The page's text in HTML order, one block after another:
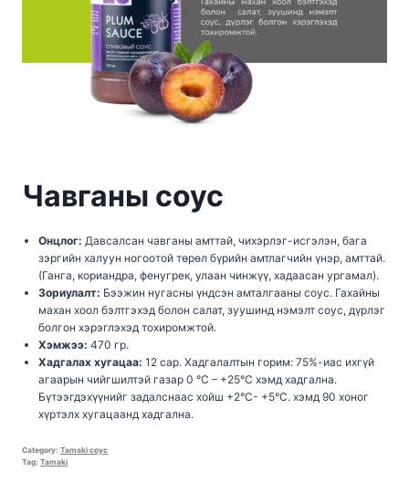
Чавганы соус
Онцлог: Давсалсан чавганы амттай, чихэрлэг-исгэлэн, бага
зэргийн халуун ногоотой төрөл бүрийн амтлагчийн үнэр, амттай.
(Ганга, кориандра, фенугрек, улаан чинжүү, хадаасан ургамал).
Зориулалт: Бээжин нугасны үндсэн амталгааны соус. Гахайны
махан хоол бэлтгэхэд болон салат, зуушинд нэмэлт соус, дүрлэг
болгон хэрэглэхэд тохиромжтой.
Хэмжээ: 470 гр.
Хадгалах хугацаа: 12 сар. Хадгалалтын горим: 75%-иас ихгүй
агаарын чийгшилтэй газар 0 °С – +25°С хэмд хадгална.
Бүтээгдэхүүнийг задалснаас хойш +2°С- +5°С. хэмд 90 хоног
хүртэлх хугацаанд хадгална.
Category: Tamaki соус
Tag: Tamaki